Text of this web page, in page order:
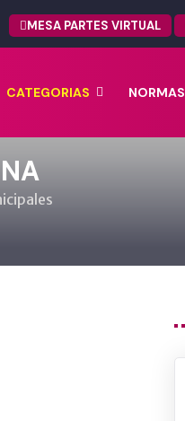
MESA PARTES VIRTUAL
CATEGORIAS NORMAS